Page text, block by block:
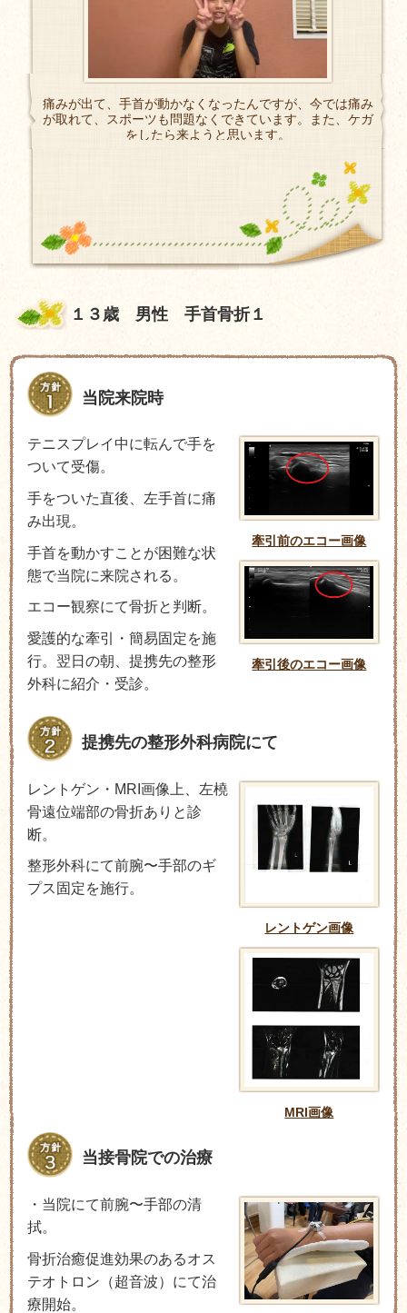
痛みが出て、手首が動かなくなったんですが、今では痛み
が取れて、スポーツも問題なくできています。また、ケガ
をしたら来ようと思います。
１３歳 男性 手首骨折１
当院来院時
牽引前のエコー画像
牽引後のエコー画像
テニスプレイ中に転んで手を
ついて受傷。
手をついた直後、左手首に痛
み出現。
手首を動かすことが困難な状
態で当院に来院される。
エコー観察にて骨折と判断。
愛護的な牽引・簡易固定を施
行。翌日の朝、提携先の整形
外科に紹介・受診。
提携先の整形外科病院にて
レントゲン画像
MRI画像
レントゲン・MRI画像上、左橈
骨遠位端部の骨折ありと診
断。
整形外科にて前腕〜手部のギ
プス固定を施行。
当接骨院での治療
・当院にて前腕〜手部の清
拭。
骨折治癒促進効果のあるオス
テオトロン（超音波）にて治
療開始。